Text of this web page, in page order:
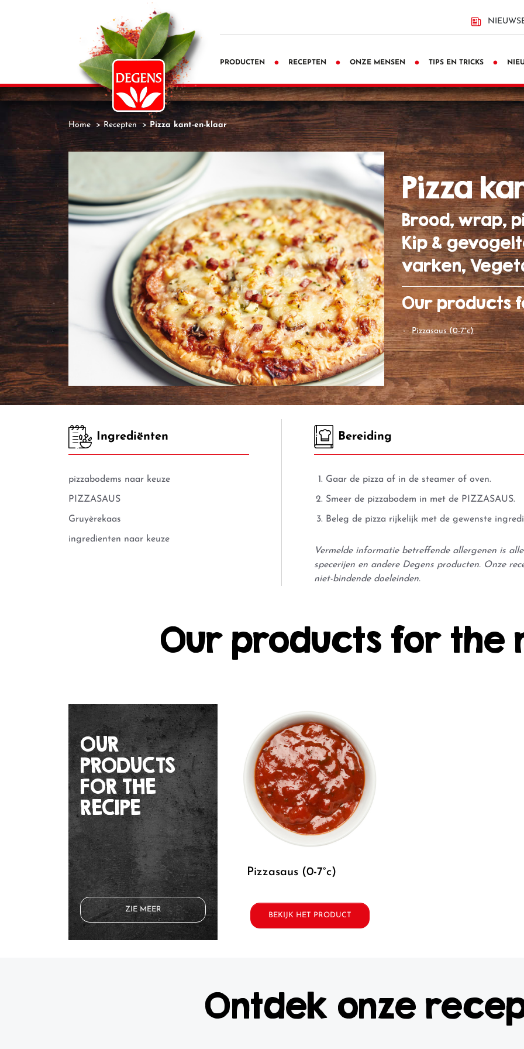
PRODUCTEN RECEPTEN ONZE MENSEN TIPS EN TRICKS
Home Recepten Pizza kant-en-klaar
pizza
Brood, wrap,
Kip &
varken,
Our products
pizzasaus (0-7°c)
Ingrediënten
pizzabodems naar keuze
PIZZASAUS
Gruyèrekaas
ingredienten naar keuze
Bereiding
Gaar de pizza af in de steamer of oven.
Smeer de pizzabodem in met de PIZZASAUS.
Beleg de pizza rijkelijk met de gewenste
Vermelde informatie betreffende allergenen is
specerijen en andere Degens producten. Onze
niet-bindende doeleinden.
Our products for the
OUR
PRODUCTS
FOR THE
RECIPE
ZIE MEER
pizzasaus (0-7°c)
BEKIJK HET PRODUCT
Ontdek onze